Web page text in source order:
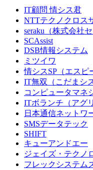
IT顧問 情シス君
NTTテクノクロス
seraku（株式会社セ
SCAssist
DSB情報システム
ミツイワ
情シスSP（エスピ
IT無双（こだまシ
コンピュータマネ
ITボランチ（アグ
日本通信ネットワ
SMSデータテック
SHIFT
キューアンドエー
ジェイズ・テクノ
フレックシステム